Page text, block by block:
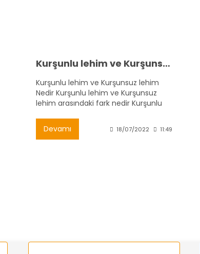
Kurşunlu lehim ve Kurşunsuz lehim Nedir ? Nerede Kullanılır ?
Kurşunlu lehim ve Kurşunsuz lehim
Nedir Kurşunlu lehim ve Kurşunsuz
lehim arasındaki fark nedir Kurşunlu
sıcaklığı
Devamı 18/07/2022 11:49